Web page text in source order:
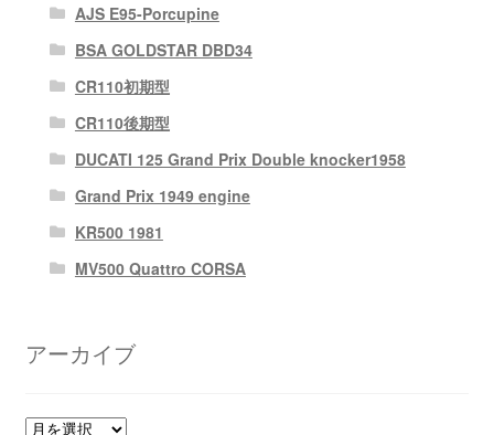
AJS E95-Porcupine
BSA GOLDSTAR DBD34
CR110初期型
CR110後期型
DUCATI 125 Grand Prix Double knocker1958
Grand Prix 1949 engine
KR500 1981
MV500 Quattro CORSA
アーカイブ
ア